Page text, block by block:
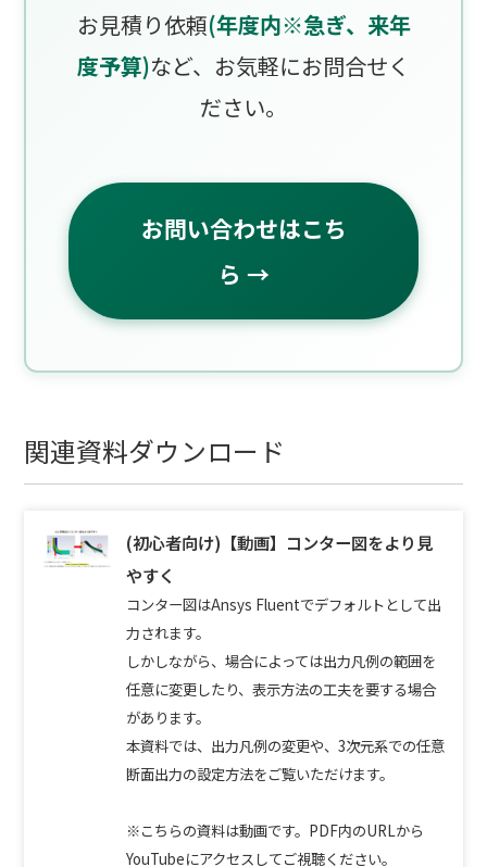
お見積り依頼(年度内※急ぎ、来年
度予算)など、お気軽にお問合せく
ださい。
お問い合わせはこち
ら →
関連資料ダウンロード
(初心者向け)【動画】コンター図をより見
やすく
コンター図はAnsys Fluentでデフォルトとして出
力されます。
しかしながら、場合によっては出力凡例の範囲を
任意に変更したり、表示方法の工夫を要する場合
があります。
本資料では、出力凡例の変更や、3次元系での任意
断面出力の設定方法をご覧いただけます。
※こちらの資料は動画です。PDF内のURLから
YouTubeにアクセスしてご視聴ください。